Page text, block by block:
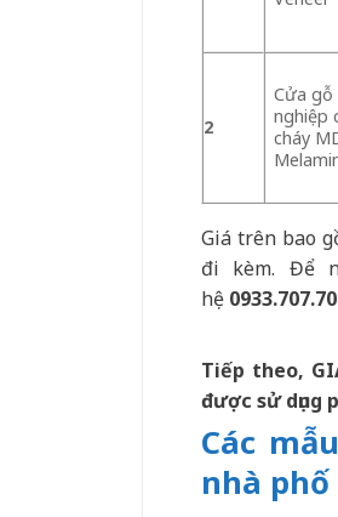
2
Cửa gỗ
nghiệp
cháy
Giá trên bao
đi kèm. Để
hệ
Tiếp theo,
được sử dụng
Các
nhà phố